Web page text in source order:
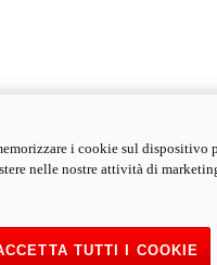
i cookie sul dispositivo
nelle nostre attività di
TUTTI I COOKIE